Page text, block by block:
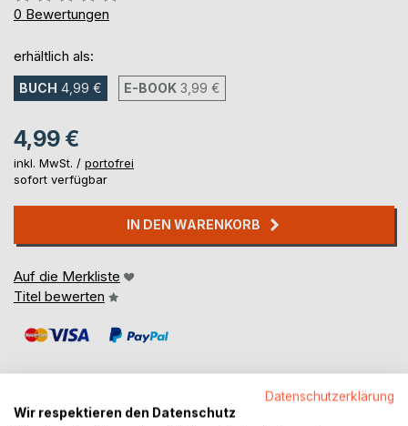
0%
0 Bewertungen
erhältlich als:
BUCH 4,99 € E-BOOK 3,99 €
4,99 €
inkl. MwSt. / portofrei
sofort verfügbar
IN DEN WARENKORB
Auf die Merkliste
Titel bewerten
Datenschutzerklärung
Wir respektieren den Datenschutz